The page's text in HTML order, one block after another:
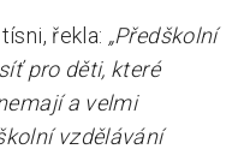
řekla: „Předškolní
pro děti, které
a velmi
vzdělávání